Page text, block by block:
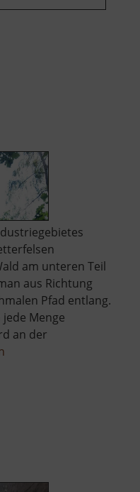
am unteren Teil
aus Richtung
Pfad entlang.
Menge
an der